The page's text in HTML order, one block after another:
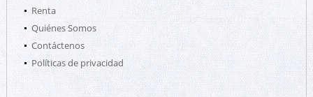
Renta
Quiénes Somos
Contáctenos
Políticas de privacidad